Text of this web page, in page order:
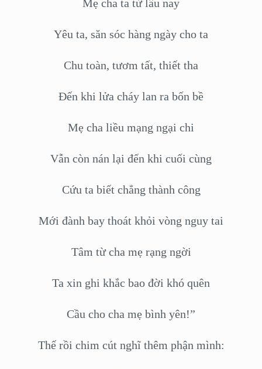
Mẹ cha ta từ lâu nay
Yêu ta, săn sóc hàng ngày cho ta
Chu toàn, tươm tất, thiết tha
Đến khi lửa cháy lan ra bốn bề
Mẹ cha liều mạng ngại chi
Vẫn còn nán lại đến khi cuối cùng
Cứu ta biết chẳng thành công
Mới đành bay thoát khỏi vòng nguy tai
Tâm từ cha mẹ rạng ngời
Ta xin ghi khắc bao đời khó quên
Cầu cho cha mẹ bình yên!”
Thế rồi chim cút nghĩ thêm phận mình: